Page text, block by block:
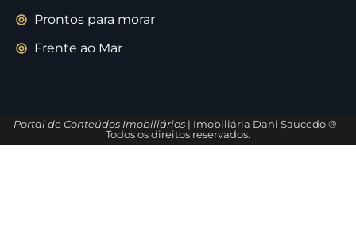
Prontos para morar
Frente ao Mar
Portal de Conteúdos Imobiliários | Imobiliária Dani Saucedo ® -
Todos os direitos reservados.